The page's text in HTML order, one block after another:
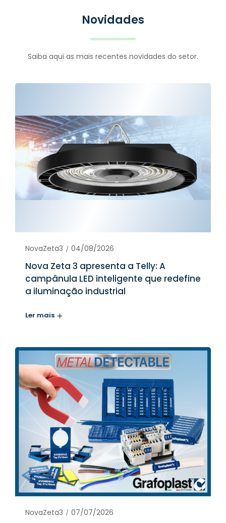
Novidades
Saiba aqui as mais recentes novidades do setor.
NovaZeta3 04/08/2026
Nova Zeta 3 apresenta a Telly: A
campânula LED inteligente que redefine
a iluminação industrial
Ler mais
NovaZeta3 07/07/2026